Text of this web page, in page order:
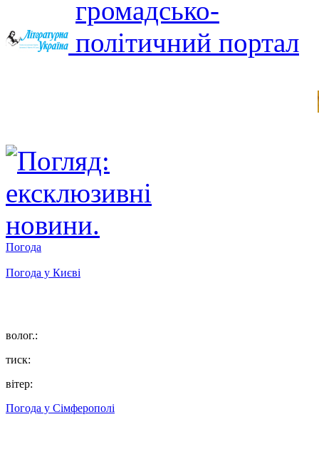
Погода
Погода у Києві
волог.:
тиск:
вітер:
Погода у Сімферополі